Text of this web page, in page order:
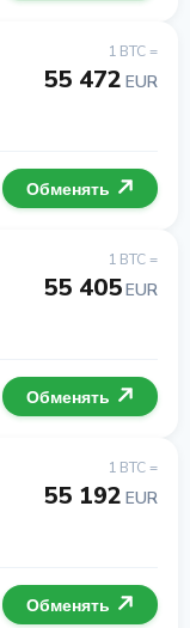
1 BTC =
55 472 EUR
Обменять
1 BTC =
55 405EUR
Обменять
1 BTC =
55 192 EUR
Обменять